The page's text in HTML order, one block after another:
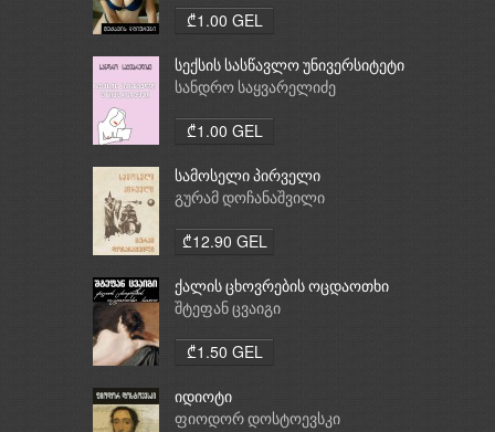
₾1.00 GEL
სექსის სასწავლო უნივერსიტეტი
სანდრო საყვარელიძე
₾1.00 GEL
სამოსელი პირველი
გურამ დოჩანაშვილი
₾12.90 GEL
ქალის ცხოვრების ოცდაოთხი
საათი
შტეფან ცვაიგი
₾1.50 GEL
იდიოტი
ფიოდორ დოსტოევსკი